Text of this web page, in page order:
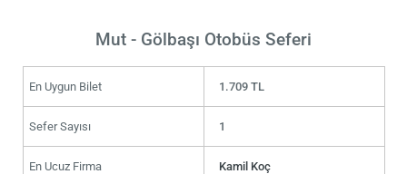
Mut - Gölbaşı Otobüs Seferi
En Uygun Bilet 1.709 TL
Sefer Sayısı 1
En Ucuz Firma Kamil Koç